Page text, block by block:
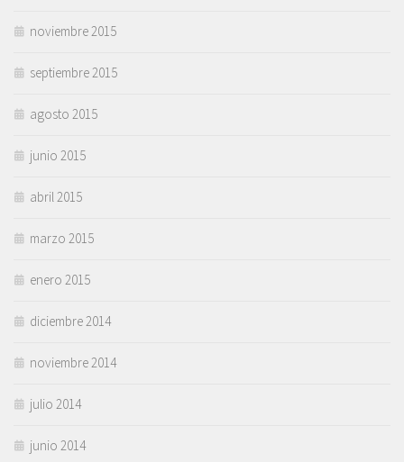
noviembre 2015
septiembre 2015
agosto 2015
junio 2015
abril 2015
marzo 2015
enero 2015
diciembre 2014
noviembre 2014
julio 2014
junio 2014